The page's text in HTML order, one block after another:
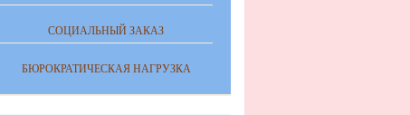
СОЦИАЛЬНЫЙ ЗАКАЗ
БЮРОКРАТИЧЕСКАЯ НАГРУЗКА